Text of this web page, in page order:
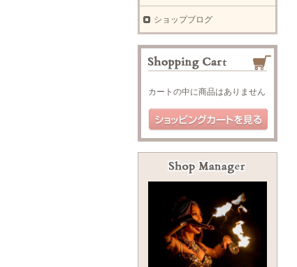
ショップブログ
カートの中に商品はありません